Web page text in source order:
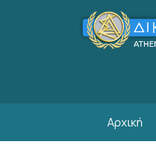
Παράκαμψη προς το κυρίως
Αρχική